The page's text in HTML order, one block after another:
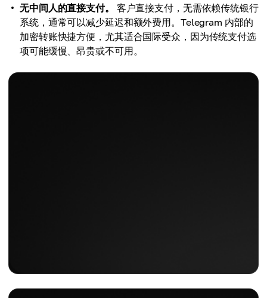
无中间人的直接支付。
客户直接支付，无需依赖传统银行
系统，通常可以减少延迟和额外费用。Telegram 内部的
加密转账快捷方便，尤其适合国际受众，因为传统支付选
项可能缓慢、昂贵或不可用。